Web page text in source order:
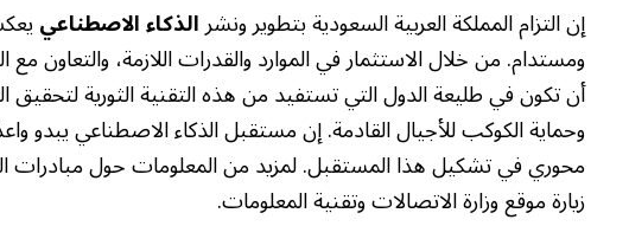
إن التزام المملكة العربية السعودية بتطوير ونشرالذكاء الاصطناعي
ومستدام. من خلال الاستثمار في الموارد والقدرات اللازمة، والتعاون مع
أن تكون في طليعة الدول التي تستفيد من هذه التقنية الثورية لتحقيق
وحماية الكوكب للأجيال القادمة. إن مستقبل الذكاء الاصطناعي يبدو
محوري في تشكيل هذا المستقبل. لمزيد من المعلومات حول مبادرات
زيارة موقع وزارة الاتصالات وتقنية المعلومات.